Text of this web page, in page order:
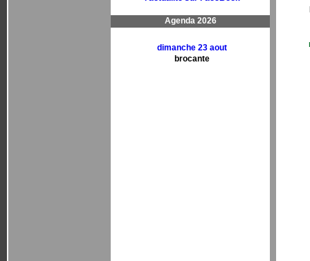
Agenda 2026
dimanche 23 aout
brocante